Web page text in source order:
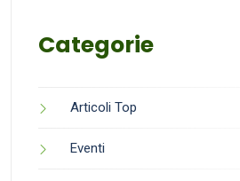
Categorie
Articoli Top
Eventi